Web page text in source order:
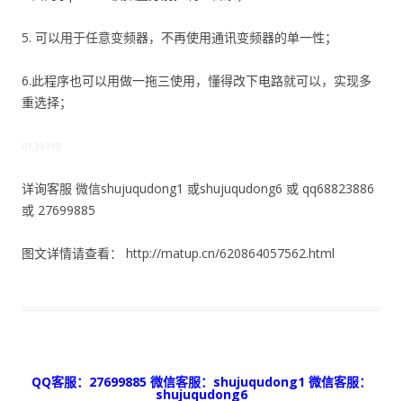
5. 可以用于任意变频器，不再使用通讯变频器的单一性；
6.此程序也可以用做一拖三使用，懂得改下电路就可以，实现多
重选择；
ID:39199
详询客服 微信shujuqudong1 或shujuqudong6 或 qq68823886
或 27699885
图文详情请查看： http://matup.cn/620864057562.html
QQ客服：27699885 微信客服：shujuqudong1 微信客服：
shujuqudong6